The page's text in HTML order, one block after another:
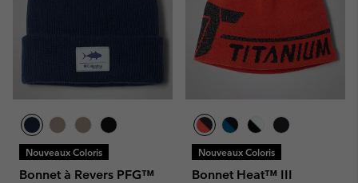
Nouveaux Coloris
Bonnet à Revers PFG™
Nouveaux Coloris
Bonnet Heat™ III